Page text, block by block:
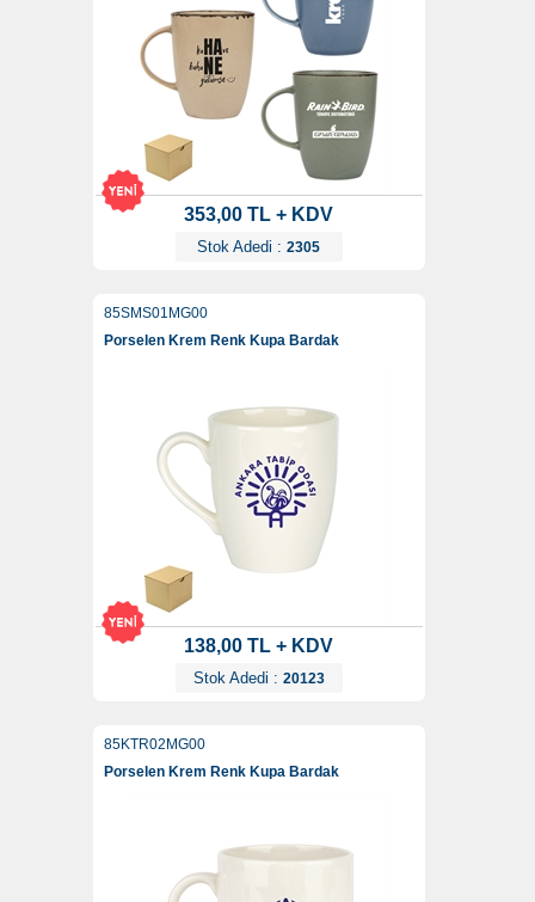
353,00 TL + KDV
Stok Adedi : 2305
85SMS01MG00
Porselen Krem Renk Kupa Bardak
138,00 TL + KDV
Stok Adedi : 20123
85KTR02MG00
Porselen Krem Renk Kupa Bardak